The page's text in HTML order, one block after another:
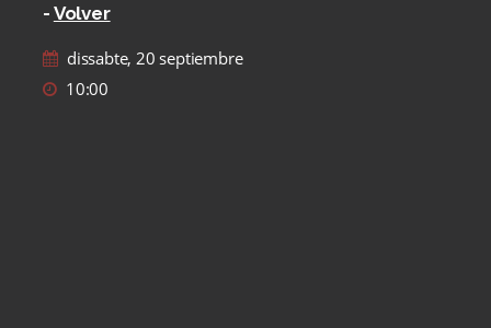
- Volver
dissabte, 20 septiembre
10:00